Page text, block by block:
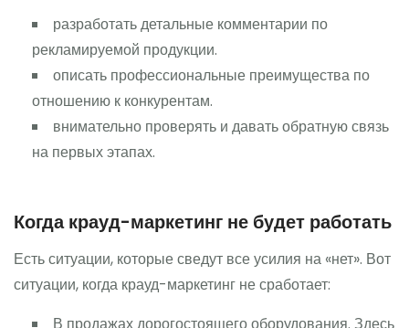
разработать детальные комментарии по
рекламируемой продукции.
описать профессиональные преимущества по
отношению к конкурентам.
внимательно проверять и давать обратную связь
на первых этапах.
Когда крауд-маркетинг не будет работать
Есть ситуации, которые сведут все усилия на «нет». Вот
ситуации, когда крауд-маркетинг не сработает: